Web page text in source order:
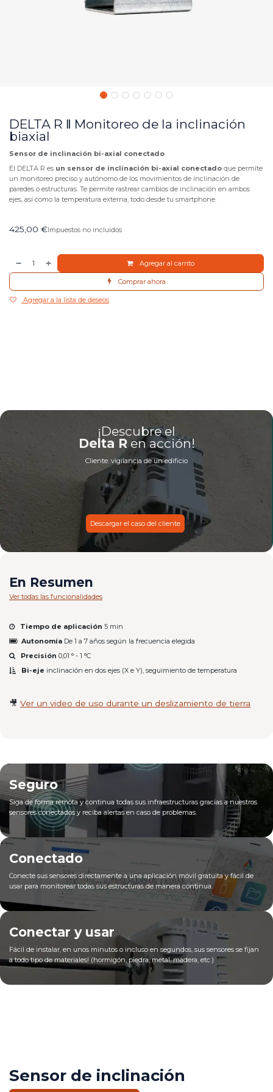
DELTA R ‖ Monitoreo de la inclinación
biaxial
Sensor de inclinación bi-axial conectado
El DELTA R es un sensor de inclinación bi-axial conectado que permite
un monitoreo preciso y autónomo de los movimientos de inclinación de
paredes o estructuras. Te permite rastrear cambios de inclinación en ambos
ejes, así como la temperatura externa, todo desde tu smartphone.
425,00 €Impuestos no incluidos
Agregar al carrito
Comprar ahora
Agregar a la lista de deseos
¡Descubre el
Delta Ren acción!
Cliente: vigilancia de un edificio
Descargar el caso del cliente *
En Resumen
Ver todas las funcionalidades
Tiempo de aplicación 5 min
Autonomía De 1 a 7 años según la frecuencia elegida
Precisión 0,01 ° - 1 °C
Bi-eje inclinación en dos ejes (X e Y), seguimiento de temperatura
🎥 Ver un video de uso durante un deslizamiento de tierra
Seguro
Siga de forma remota y continua todas sus infraestructuras gracias a nuestros
sensores conectados y reciba alertas en caso de problemas.
Conectado
Conecte sus sensores directamente a una aplicación móvil gratuita y fácil de
usar para monitorear todas sus estructuras de manera continua.
Conectar y usar
Fácil de instalar, en unos minutos o incluso en segundos, sus sensores se fijan
a todo tipo de materiales! (hormigón, piedra, metal, madera, etc.)
Sensor de inclinación